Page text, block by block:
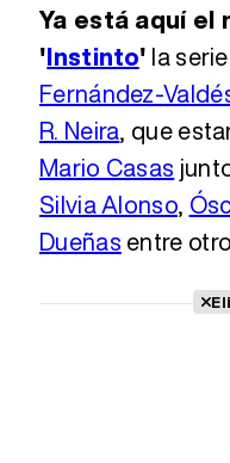
Ya está aquí el
'Instinto' la
Fernández-
R. Neira, que
Mario Casas
Silvia Alonso,
Dueñas entre